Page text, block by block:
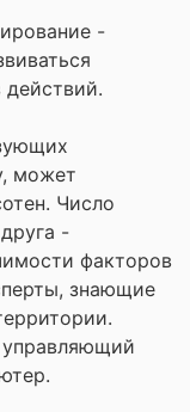
-
может
Число
-
факторов
знающие
управляющий